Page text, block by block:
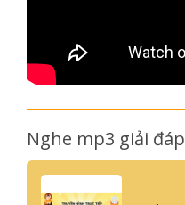
Nghe mp3 giải đáp